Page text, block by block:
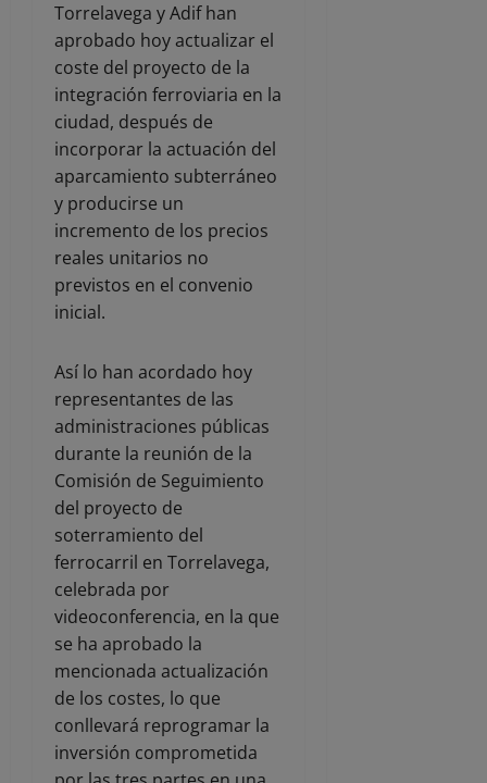
Torrelavega y Adif han
aprobado hoy actualizar el
coste del proyecto de la
integración ferroviaria en la
ciudad, después de
incorporar la actuación del
aparcamiento subterráneo
y producirse un
incremento de los precios
reales unitarios no
previstos en el convenio
inicial.
Así lo han acordado hoy
representantes de las
administraciones públicas
durante la reunión de la
Comisión de Seguimiento
del proyecto de
soterramiento del
ferrocarril en Torrelavega,
celebrada por
videoconferencia, en la que
se ha aprobado la
mencionada actualización
de los costes, lo que
conllevará reprogramar la
inversión comprometida